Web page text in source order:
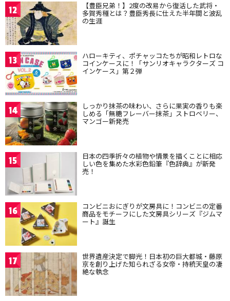
12 【豊臣兄弟！】2度の改易から復活した武将・
多賀秀種とは？豊臣秀長に仕えた半年間と波乱
の生涯
13 ハローキティ、ポチャッコたちが昭和レトロな
コインケースに！「サンリオキャラクターズ コ
インケース」第２弾
14 しっかり抹茶の味わい、さらに果実の香りも楽
しめる「無糖フレーバー抹茶」ストロベリー、
マンゴー新発売
15 日本の四季折々の植物や情景を描くことに相応
しい色を集めた水彩色鉛筆『色辞典』が新発
売！
16 コンビニおにぎりが文房具に！コンビニの定番
商品をモチーフにした文房具シリーズ『ジムマ
ート』誕生
17 世界遺産決定で脚光！日本初の巨大都城・藤原
京を創り上げた知られざる女帝・持統天皇の凄
絶な執念